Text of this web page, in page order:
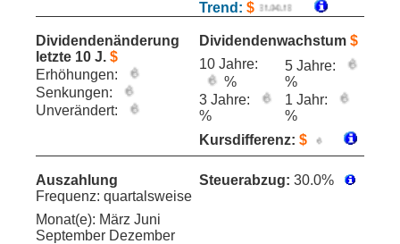
Trend: $
Dividendenänderung
letzte 10 J. $
Erhöhungen:
Senkungen:
Unverändert:
Dividendenwachstum $
10 Jahre:
%
5 Jahre:
%
3 Jahre:
%
1 Jahr:
%
Kursdifferenz: $
Auszahlung
Frequenz: quartalsweise
Monat(e): März Juni
September Dezember
Steuerabzug: 30.0%